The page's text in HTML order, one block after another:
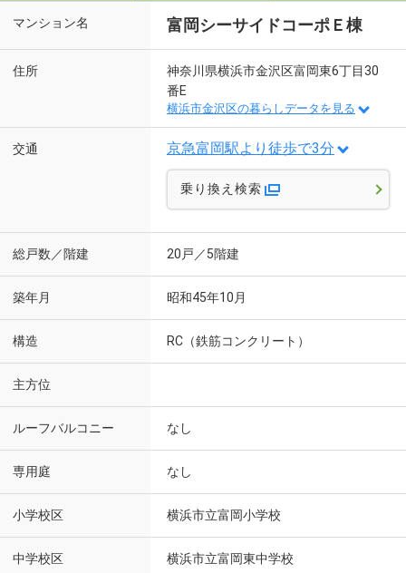
マンション名 富岡シーサイドコーポＥ棟
住所
神奈川県横浜市金沢区富岡東6丁目30
番E
横浜市金沢区の暮らしデータを見る
交通 京急富岡駅より徒歩で3分
乗り換え検索
総戸数／階建 20戸／5階建
築年月 昭和45年10月
構造 RC（鉄筋コンクリート）
主方位
ルーフバルコニー なし
専用庭 なし
小学校区 横浜市立富岡小学校
中学校区 横浜市立富岡東中学校